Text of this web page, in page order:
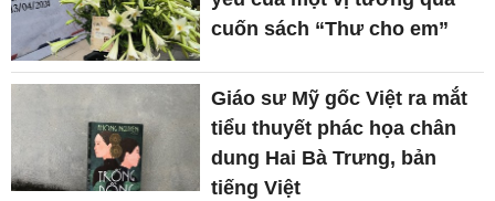
cuốn sách “Thư cho em”
Giáo sư Mỹ gốc Việt ra mắt
tiểu thuyết phác họa chân
dung Hai Bà Trưng, bản
tiếng Việt